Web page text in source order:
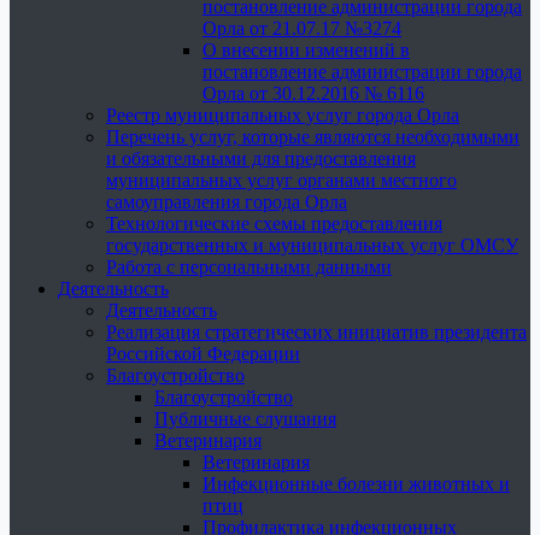
постановление администрации города
Орла от 21.07.17 №3274
О внесении изменений в
постановление администрации города
Орла от 30.12.2016 № 6116
Реестр муниципальных услуг города Орла
Перечень услуг, которые являются необходимыми
и обязательными для предоставления
муниципальных услуг органами местного
самоуправления города Орла
Технологические схемы предоставления
государственных и муниципальных услуг ОМСУ
Работа с персональными данными
Деятельность
Деятельность
Реализация стратегических инициатив президента
Российской Федерации
Благоустройство
Благоустройство
Публичные слушания
Ветеринария
Ветеринария
Инфекционные болезни животных и
птиц
Профилактика инфекционных